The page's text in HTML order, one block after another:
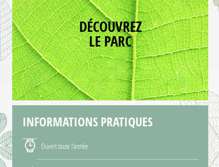
DÉCOUVREZ
LE PARC
INFORMATIONS PRATIQUES
Ouvert toute l’année